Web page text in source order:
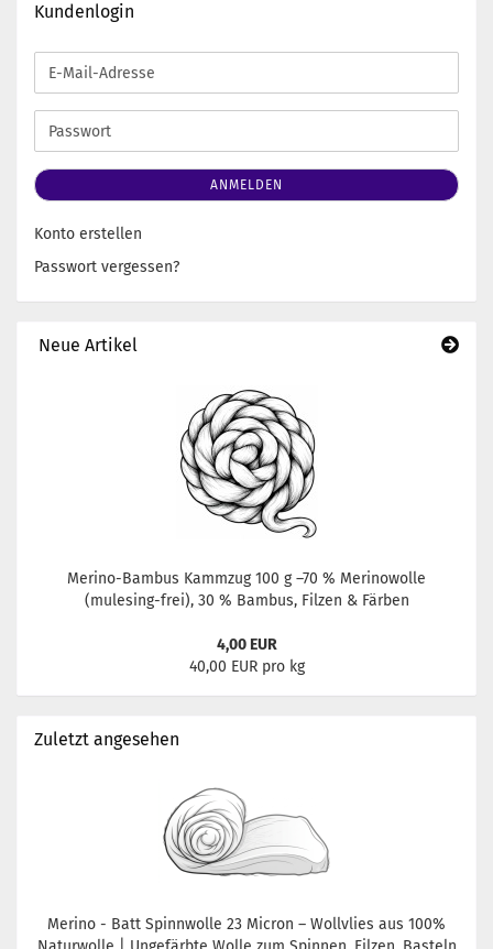
Kundenlogin
E-
Mail-
Adresse
Passwort
ANMELDEN
Konto erstellen
Passwort vergessen?
Neue Artikel
Merino-Bambus Kammzug 100 g –70 % Merinowolle
(mulesing-frei), 30 % Bambus, Filzen & Färben
4,00 EUR
40,00 EUR pro kg
Zuletzt angesehen
Merino - Batt Spinnwolle 23 Micron – Wollvlies aus 100%